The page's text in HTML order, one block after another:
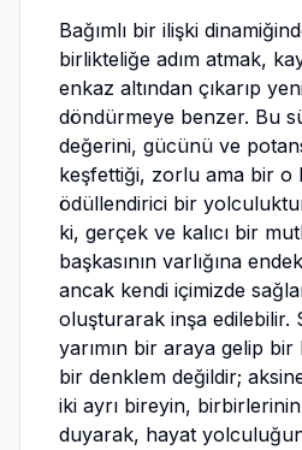
Bağımlı bir ilişki
birlikteliğe adım atmak,
enkaz altından çıkarıp
döndürmeye benzer. Bu
değerini, gücünü ve
keşfettiği, zorlu ama bir o
ödüllendirici bir
ki, gerçek ve kalıcı bir
başkasının varlığına
ancak kendi içimizde
oluşturarak inşa edilebilir.
yarımın bir araya gelip
bir denklem değildir;
iki ayrı bireyin,
duyarak, hayat